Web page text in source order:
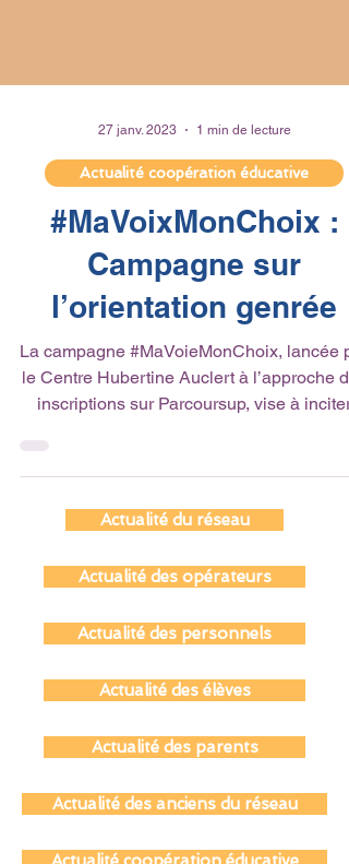
27 janv. 2023 1 min de lecture
Actualité coopération éducative
#MaVoixMonChoix :
Campagne sur
l’orientation genrée
La campagne #MaVoieMonChoix, lancée
les...
Actualité du réseau
Actualité des opérateurs
Actualité des personnels
Actualité des élèves
Actualité des parents
Actualité des anciens du réseau